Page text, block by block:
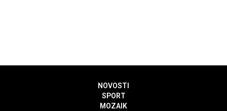
NOVOSTI
SPORT
MOZAIK